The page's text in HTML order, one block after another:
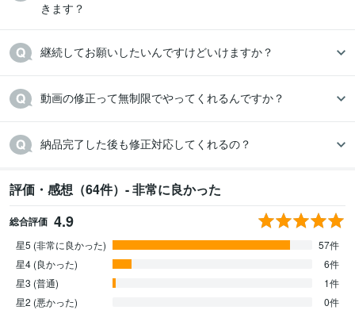
継続してお願いしたいんですけどいけますか？
動画の修正って無制限でやってくれるんですか？
納品完了した後も修正対応してくれるの？
評価・感想（64件）- 非常に良かった
総合評価 4.9
星5 (非常に良かった)
57件
星4 (良かった)
6件
星3 (普通)
1件
星2 (悪かった)
0件